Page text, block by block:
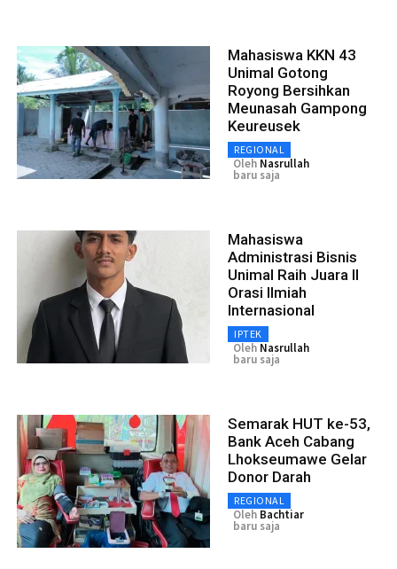
Mahasiswa KKN 43
Unimal Gotong
Royong Bersihkan
Meunasah Gampong
Keureusek
REGIONAL
Oleh Nasrullah
baru saja
Mahasiswa
Administrasi Bisnis
Unimal Raih Juara II
Orasi Ilmiah
Internasional
IPTEK
Oleh Nasrullah
baru saja
Semarak HUT ke-53,
Bank Aceh Cabang
Lhokseumawe Gelar
Donor Darah
REGIONAL
Oleh Bachtiar
baru saja